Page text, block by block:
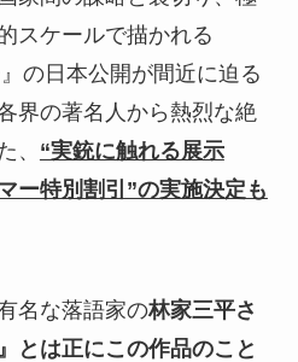
スケールで描かれる
の日本公開が間近に迫る
界の著名人から熱烈な絶
、 “実銃に触れる展示
ー特別割引”の実施決定も
名な落語家の林家三平さ
とは正にこの作品のこと